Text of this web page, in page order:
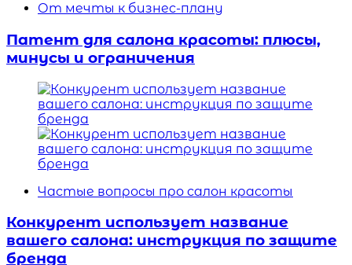
От мечты к бизнес-плану
Патент для салона красоты: плюсы,
минусы и ограничения
Частые вопросы про салон красоты
Конкурент использует название
вашего салона: инструкция по защите
бренда